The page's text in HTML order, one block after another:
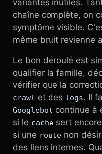
variantes inutiles.
chaîne complète, on
symptôme visible.
même bruit revienne
Le bon déroulé est
qualifier la famille,
vérifier que la
crawl et des logs. Il
Googlebot continue à
si le cache sert
si une route non
des liens internes.